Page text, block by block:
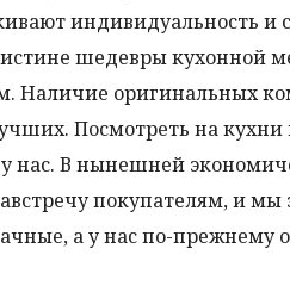
индивидуальность и
шедевры кухонной
Наличие оригинальных
Посмотреть на
нас. В нынешней
покупателям, и
а у нас по-прежнему